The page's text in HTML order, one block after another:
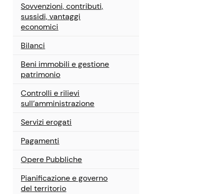
Sovvenzioni, contributi,
sussidi, vantaggi
economici
Bilanci
Beni immobili e gestione
patrimonio
Controlli e rilievi
sull’amministrazione
Servizi erogati
Pagamenti
Opere Pubbliche
Pianificazione e governo
del territorio